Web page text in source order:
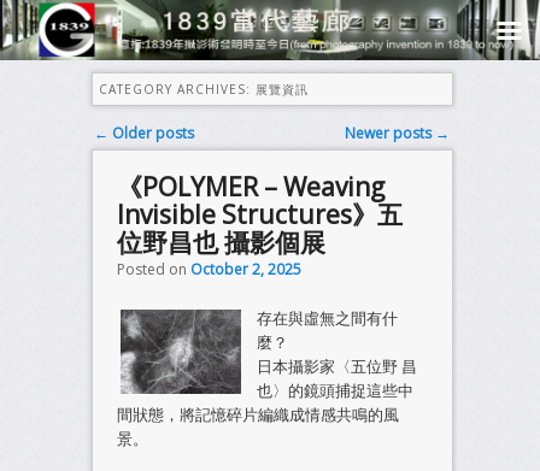
CATEGORY ARCHIVES: 展覽資訊
Post navigation
← Older posts Newer posts →
《POLYMER – Weaving
Invisible Structures》五
位野昌也 攝影個展
Posted on October 2, 2025
存在與虛無之間有什
麼？
日本攝影家〈五位野 昌
也〉的鏡頭捕捉這些中
間狀態，將記憶碎片編織成情感共鳴的風
景。